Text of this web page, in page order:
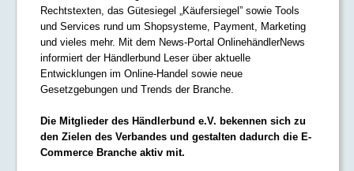
Rechtstexten, das Gütesiegel „Käufersiegel” sowie Tools
und Services rund um Shopsysteme, Payment, Marketing
und vieles mehr. Mit dem News-Portal OnlinehändlerNews
informiert der Händlerbund Leser über aktuelle
Entwicklungen im Online-Handel sowie neue
Gesetzgebungen und Trends der Branche.
Die Mitglieder des Händlerbund e.V. bekennen sich zu
den Zielen des Verbandes und gestalten dadurch die E-
Commerce Branche aktiv mit.